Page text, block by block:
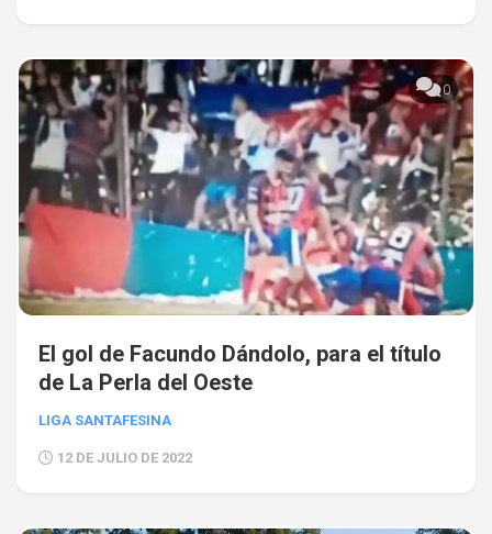
0
El gol de Facundo Dándolo, para el título
de La Perla del Oeste
LIGA SANTAFESINA
12 DE JULIO DE 2022